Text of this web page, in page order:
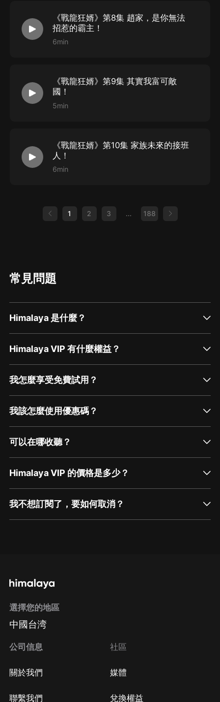
《戰龍狂婿》第8集 趙家，是你無法
招惹的霸主！
6min
《戰龍狂婿》第9集 其實我富可敵
國！
5min
《戰龍狂婿》第10集 家族未來的接班
人！
6min
1 2 3 ... 188
常見問題
Himalaya 是什麼？
Himalaya VIP 有什麼權益？
我怎麼享受免費試用？
我該怎麼使用優惠碼？
可以在哪收聽？
Himalaya VIP 的價格是多少？
我不想訂閱了，要如何取消？
方法 Google Play取消訂閱方法
選擇您的地區
中國台湾
公司信息
關於我們
聯繫我們
社區
媒體
兌換權益